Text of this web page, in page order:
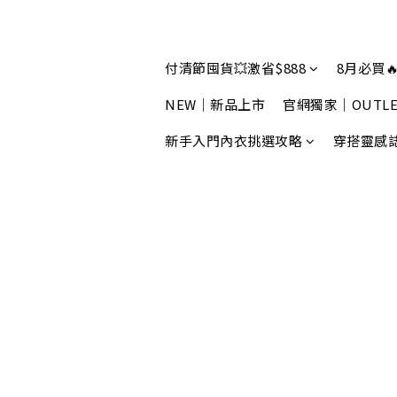
付清節囤貨💥激省$888
8月必買
NEW｜新品上市
官網獨家｜
新手入門內衣挑選攻略
穿搭靈感